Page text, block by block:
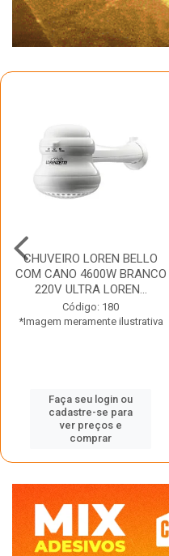
CHUVEIRO LOREN BELLO
COM CANO 4600W BRANCO
220V ULTRA LOREN...
Código: 180
*Imagem meramente ilustrativa
Faça seu login ou
cadastre-se para
ver preços e
comprar